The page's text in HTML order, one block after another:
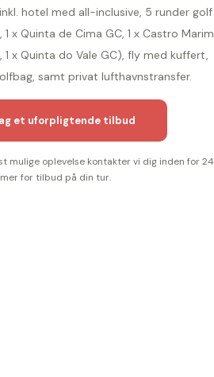
hotel med all-inclusive, 5 runder golf
1 x Quinta de Cima GC, 1 x Castro Marim
1 x Quinta do Vale GC), fly med kuffert,
samt privat lufthavnstransfer.
et uforpligtende tilbud
mulige oplevelse kontakter vi dig inden for 24
for tilbud på din tur.